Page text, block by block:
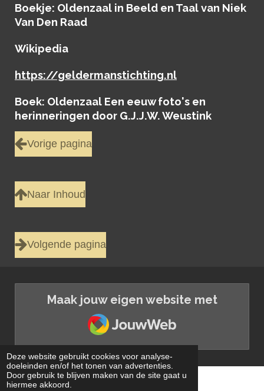
Deze website gebruikt cookies voor analyse-
doeleinden en/of het tonen van advertenties.
Door gebruik te blijven maken van de site gaat u
hiermee akkoord.
Boekje: Oldenzaal in Beeld en Taal van Niek
Van Den Raad
Wikipedia
https://geldermanstichting.nl
Boek: Oldenzaal Een eeuw foto's en
herinneringen door G.J.J.W. Weustink
Vorige pagina
Naar Inhoud
Volgende pagina
Maak jouw eigen website met
JouwWeb
.